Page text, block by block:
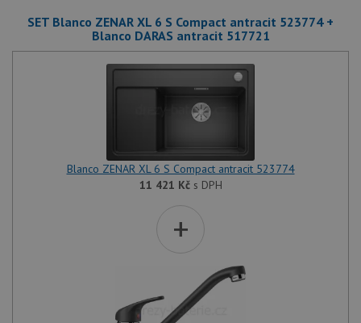
SET Blanco ZENAR XL 6 S Compact antracit 523774 +
Blanco DARAS antracit 517721
Blanco ZENAR XL 6 S Compact antracit 523774
11 421 Kčs DPH
+